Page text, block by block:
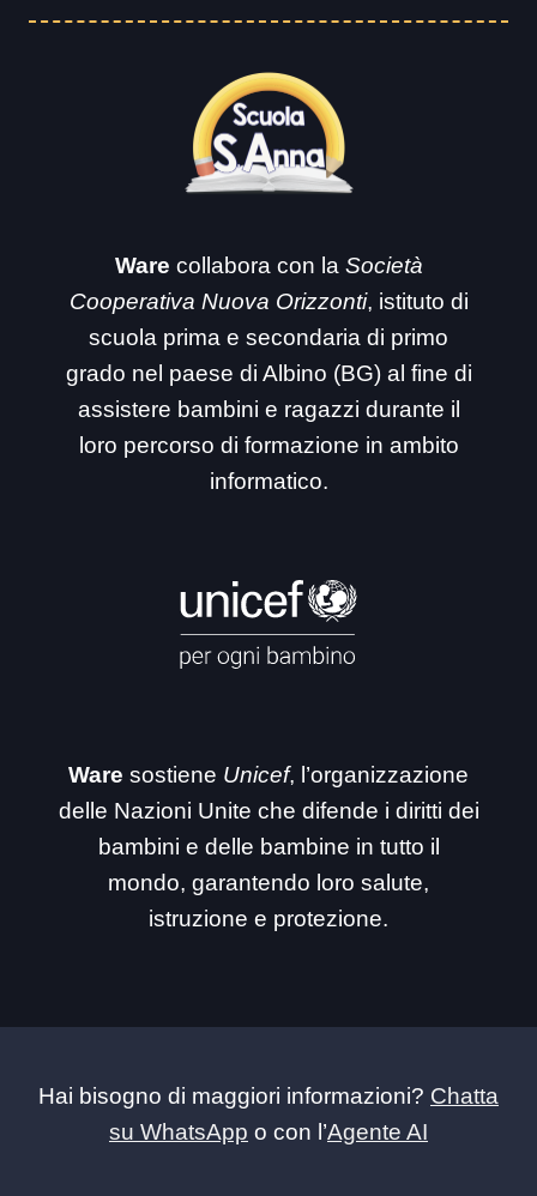
Ware collabora con la Società
Cooperativa Nuova Orizzonti, istituto di
scuola prima e secondaria di primo
grado nel paese di Albino (BG) al fine di
assistere bambini e ragazzi durante il
loro percorso di formazione in ambito
informatico.
Ware sostiene Unicef, l’organizzazione
delle Nazioni Unite che difende i diritti dei
bambini e delle bambine in tutto il
mondo, garantendo loro salute,
istruzione e protezione.
Hai bisogno di maggiori informazioni? Chatta
su WhatsApp o con l’Agente AI